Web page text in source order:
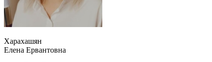
Харахашян
Елена Ервантовна